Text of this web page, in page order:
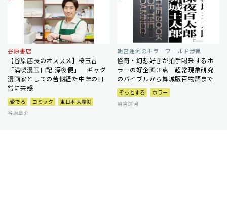
谷原書店
【谷原店長のオススメ】桜玉吉
「満喫漫玉日記 深夜便」 ギャグ
漫画家としての苦悩経た中年の日
常に共感
愛でる コミック
東日本大震災
谷原章介
朝宮運河のホラーワールド渉猟
怪奇・幻想好きが拍手喝采するホ
ラーの好企画３点 超常現象研究
のバイブルから舞城版百物語まで
ぞっとする
ホラー
朝宮運河